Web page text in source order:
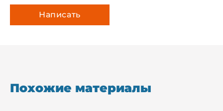
Похожие материалы